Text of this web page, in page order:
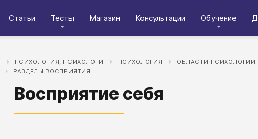
Статьи Тесты Магазин Консультации Обучение
ПСИХОЛОГИЯ, ПСИХОЛОГИ ПСИХОЛОГИЯ ОБЛАСТИ ПСИХОЛОГИИ
РАЗДЕЛЫ ВОСПРИЯТИЯ
Восприятие себя